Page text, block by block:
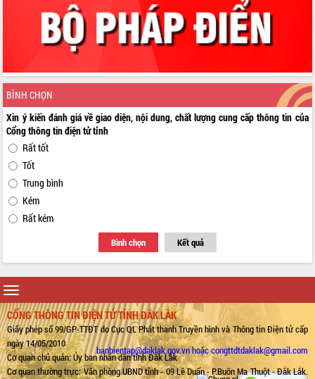
BÌNH CHỌN
Xin ý kiến đánh giá về giao diện, nội dung, chất lượng cung cấp thông tin của
Cổng thông tin điện tử tỉnh
Rất tốt
Tốt
Trung bình
Kém
Rất kém
Bình chọn Kết quả
Toggle
navigation
CỔNG THÔNG TIN ĐIỆN TỬ TỈNH ĐẮK LẮK
Giấy phép số 99/GP-TTĐT do Cục QL Phát thanh Truyền hình và Thông tin Điện tử cấp
ngày 14/05/2010
Cơ quan chủ quản: Ủy ban nhân dân tỉnh Đắk Lắk
Cơ quan thường trực: Văn phòng UBND tỉnh - 09 Lê Duẩn - P.Buôn Ma Thuột - Đắk Lắk.
banbientap@daklak.gov.vn hoặc congttdtdaklak@gmail.com